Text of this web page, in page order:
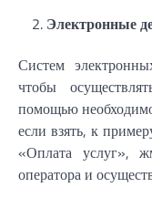
Электронные
Систем
чтобы
помощью
если взять, к
«Оплата услуг»,
оператора и